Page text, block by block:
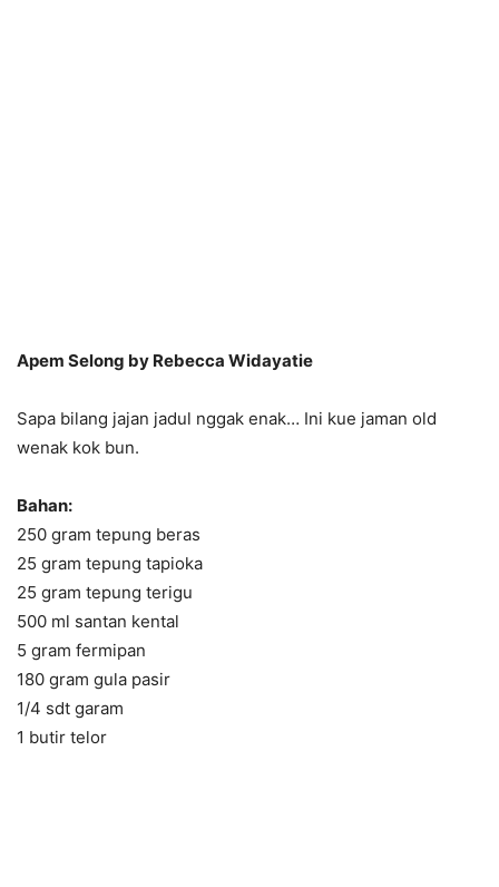
Apem Selong by Rebecca Widayatie
Sapa bilang jajan jadul nggak enak… Ini kue jaman old
wenak kok bun.
Bahan:
250 gram tepung beras
25 gram tepung tapioka
25 gram tepung terigu
500 ml santan kental
5 gram fermipan
180 gram gula pasir
1/4 sdt garam
1 butir telor